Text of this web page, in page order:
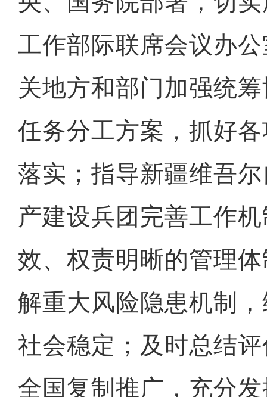
工作部际联席会议办
关地方和部门加强统
任务分工方案，抓好
落实；指导新疆维吾
产建设兵团完善工作
效、权责明晰的管理
解重大风险隐患机制
社会稳定；及时总结
全国复制推广，充分